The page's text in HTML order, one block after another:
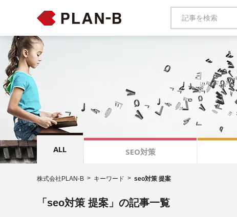
ALL SEO対策
株式会社PLAN-B キーワード seo対策 提案
「seo対策 提案」の記事一覧